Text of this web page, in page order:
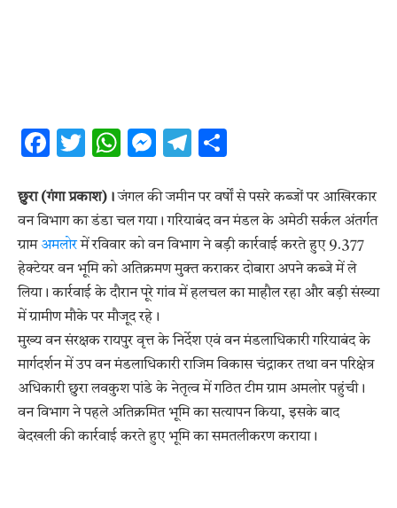
Facebook
Twitter
WhatsApp
Messenger
Telegram
छुरा (गंगा प्रकाश)।जंगल की जमीन पर वर्षों से पसरे कब्जों पर आखिरकार
वन विभाग का डंडा चल गया। गरियाबंद वन मंडल के अमेठी सर्कल अंतर्गत
ग्राम अमलोरमें रविवार को वन विभाग ने बड़ी कार्रवाई करते हुए 9.377
हेक्टेयर वन भूमि को अतिक्रमण मुक्त कराकर दोबारा अपने कब्जे में ले
लिया। कार्रवाई के दौरान पूरे गांव में हलचल का माहौल रहा और बड़ी संख्या
में ग्रामीण मौके पर मौजूद रहे।
मुख्य वन संरक्षक रायपुर वृत्त के निर्देश एवं वन मंडलाधिकारी गरियाबंद के
मार्गदर्शन में उप वन मंडलाधिकारी राजिम विकास चंद्राकर तथा वन परिक्षेत्र
अधिकारी छुरा लवकुश पांडे के नेतृत्व में गठित टीम ग्राम अमलोर पहुंची।
वन विभाग ने पहले अतिक्रमित भूमि का सत्यापन किया, इसके बाद
बेदखली की कार्रवाई करते हुए भूमि का समतलीकरण कराया।